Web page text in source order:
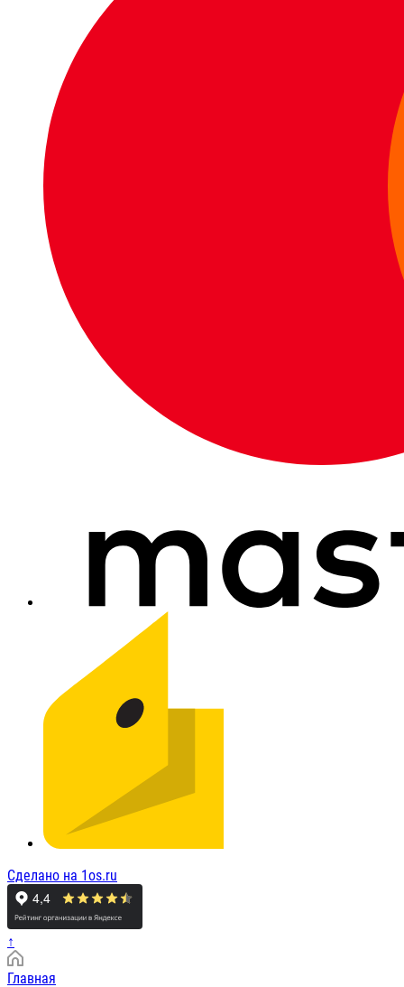
Сделано на 1os.ru
↑
Главная